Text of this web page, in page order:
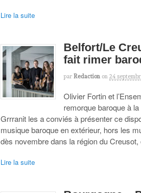
Lire la suite
Belfort/Le
fait rimer
par Redaction on 24
Olivier Fortin et
remorque baroque à
Grrranit les a conviés à présenter ce
musique baroque en extérieur, hors les
dès novembre dans la région du
Lire la suite